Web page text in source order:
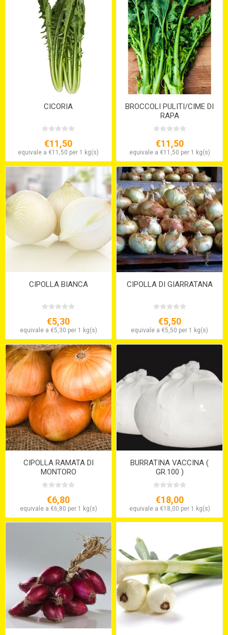
CICORIA
€11,50
equivale a €11,50 per 1 kg(s)
BROCCOLI PULITI/CIME DI
RAPA
€11,50
equivale a €11,50 per 1 kg(s)
CIPOLLA BIANCA
€5,30
equivale a €5,30 per 1 kg(s)
CIPOLLA DI GIARRATANA
€5,50
equivale a €5,50 per 1 kg(s)
CIPOLLA RAMATA DI
MONTORO
€6,80
equivale a €6,80 per 1 kg(s)
BURRATINA VACCINA (
GR.100 )
€18,00
equivale a €18,00 per 1 kg(s)